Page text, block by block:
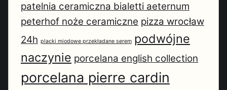
patelnia ceramiczna bialetti aeternum
peterhof noże ceramiczne pizza wrocław
24h placki miodowe przekładane serem podwójne
naczynie porcelana english collection
porcelana pierre cardin